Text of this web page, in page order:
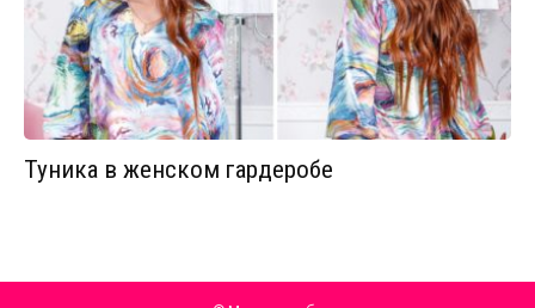
Туника в женском гардеробе